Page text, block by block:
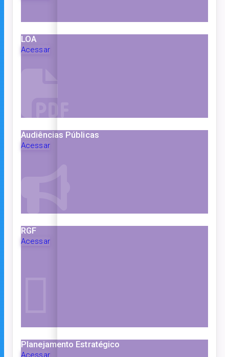
LOA
Acessar
Audiências Públicas
Acessar
RGF
Acessar
Planejamento Estratégico
Acessar